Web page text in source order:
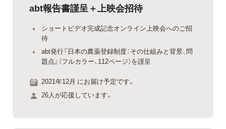
abt報告書謹呈＋上映会招待
ショートビデオ完成記念オンライン上映会へのご招
待
abt発行『日本の農薬登録制度：その仕組みと背景、問
題点』（フルカラー、112ページ）を謹呈
2021年12月 にお届け予定です。
26人が応援しています。